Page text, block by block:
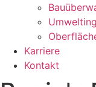
Karriere
Kontakt